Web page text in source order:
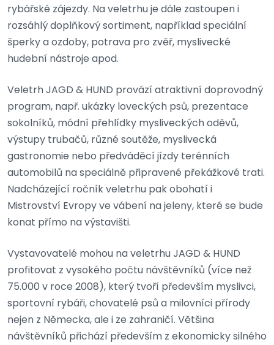
rybářské zájezdy. Na veletrhu je dále zastoupen i
rozsáhlý doplňkový sortiment, například speciální
šperky a ozdoby, potrava pro zvěř, myslivecké
hudební nástroje apod.
Veletrh JAGD & HUND provází atraktivní doprovodný
program, např. ukázky loveckých psů, prezentace
sokolníků, módní přehlídky mysliveckých oděvů,
výstupy trubačů, různé soutěže, myslivecká
gastronomie nebo předváděcí jízdy terénních
automobilů na speciálně připravené překážkové trati.
Nadcházející ročník veletrhu pak obohatí i
Mistrovství Evropy ve vábení na jeleny, které se bude
konat přímo na výstavišti.
Vystavovatelé mohou na veletrhu JAGD & HUND
profitovat z vysokého počtu návštěvníků (více než
75.000 v roce 2008), který tvoří především myslivci,
sportovní rybáři, chovatelé psů a milovníci přírody
nejen z Německa, ale i ze zahraničí. Většina
návštěvníků přichází především z ekonomicky silného